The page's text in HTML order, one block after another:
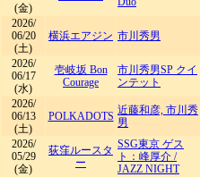
(金)
2026/
06/20
(土)
横浜エアジン 市川秀男
2026/
06/17
(水)
壱岐坂 Bon
Courage
市川秀男SP クイ
ンテット
2026/
06/13
(土)
POLKADOTS 近藤和彦, 市川秀
男
2026/
05/29
(金)
荻窪ルースタ
ー
SSG東京 ゲス
ト：峰厚介 /
JAZZ NIGHT